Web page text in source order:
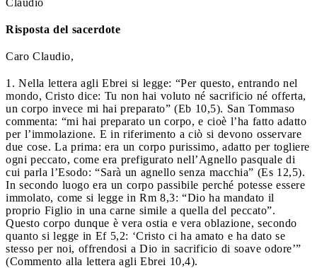
Risposta del sacerdote
Caro Claudio,
1. Nella lettera agli Ebrei si legge: “Per questo, entrando nel
mondo, Cristo dice: Tu non hai voluto né sacrificio né offerta,
un corpo invece mi hai preparato” (Eb 10,5). San Tommaso
commenta: “mi hai preparato un corpo, e cioè l’ha fatto adatto
per l’immolazione. E in riferimento a ciò si devono osservare
due cose. La prima: era un corpo purissimo, adatto per togliere
ogni peccato, come era prefigurato nell’Agnello pasquale di
cui parla l’Esodo: “Sarà un agnello senza macchia” (Es 12,5).
In secondo luogo era un corpo passibile perché potesse essere
immolato, come si legge in Rm 8,3: “Dio ha mandato il
proprio Figlio in una carne simile a quella del peccato”.
Questo corpo dunque è vera ostia e vera oblazione, secondo
quanto si legge in Ef 5,2: ‘Cristo ci ha amato e ha dato se
stesso per noi, offrendosi a Dio in sacrificio di soave odore’”
(Commento alla lettera agli Ebrei 10,4).